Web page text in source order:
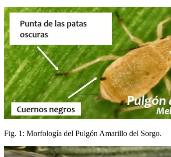
Fig. 1: Morfología del Pulgón Amarillo del Sorgo.